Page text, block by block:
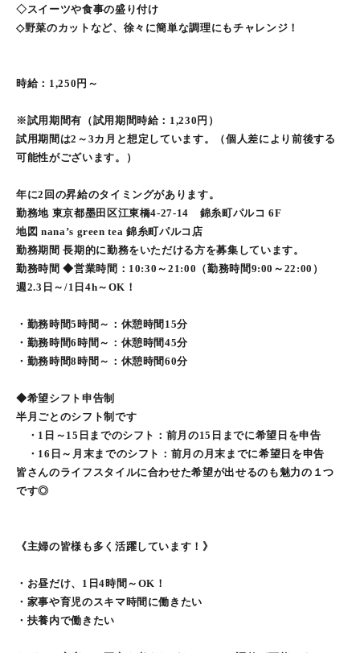
◇スイーツや食事の盛り付け
◇野菜のカットなど、徐々に簡単な調理にもチャレンジ！
時給：1,250円～
※試用期間有（試用期間時給：1,230円）
試用期間は2～3カ月と想定しています。（個人差により前後する
可能性がございます。）
年に2回の昇給のタイミングがあります。
勤務地 東京都墨田区江東橋4-27-14 錦糸町パルコ 6F
地図 nana’s green tea 錦糸町パルコ店
勤務期間 長期的に勤務をいただける方を募集しています。
勤務時間 ◆営業時間：10:30～21:00（勤務時間9:00～22:00）
週2.3日～/1日4h～OK！
・勤務時間5時間～：休憩時間15分
・勤務時間6時間～：休憩時間45分
・勤務時間8時間～：休憩時間60分
◆希望シフト申告制
半月ごとのシフト制です
・1日～15日までのシフト：前月の15日までに希望日を申告
・16日～月末までのシフト：前月の月末までに希望日を申告
皆さんのライフスタイルに合わせた希望が出せるのも魅力の１つ
です◎
《主婦の皆様も多く活躍しています！》
・お昼だけ、1日4時間～OK！
・家事や育児のスキマ時間に働きたい
・扶養内で働きたい